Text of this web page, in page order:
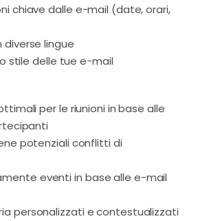
chiave dalle e-mail (date, orari,
diverse lingue
stile delle tue e-mail
per le riunioni in base alle
potenziali conflitti di
eventi in base alle e-mail
personalizzati e contestualizzati